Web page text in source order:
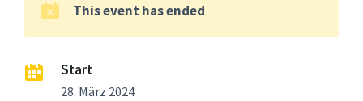
This event has ended
Start
28. März 2024